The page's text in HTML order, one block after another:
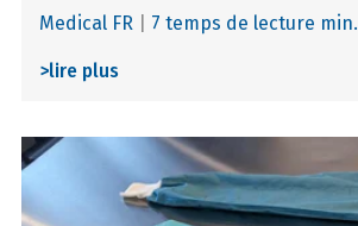
Medical FR 7 temps de lecture min.
>lire plus